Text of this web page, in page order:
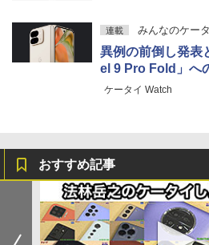
連載 みんなのケー
異例の前倒し発表
el 9 Pro Fold」へ
ケータイ Watch
おすすめ記事